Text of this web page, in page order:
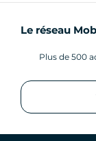
Le réseau
Plus de 500